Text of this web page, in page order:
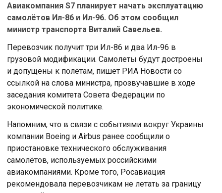
Авиакомпания S7 планирует начать эксплуатацию
самолётов Ил-86 и Ил-96. Об этом сообщил
министр транспорта Виталий Савельев.
Перевозчик получит три Ил-86 и два Ил-96 в
грузовой модификации. Самолеты будут достроены
и допущены к полётам, пишет РИА Новости со
ссылкой на слова министра, прозвучавшие в ходе
заседания комитета Совета Федерации по
экономической политике.
Напомним, что в связи с событиями вокруг Украины
компании Boeing и Airbus ранее сообщили о
приостановке технического обслуживания
самолётов, используемых российскими
авиакомпаниями. Кроме того, Росавиация
рекомендовала перевозчикам не летать за границу